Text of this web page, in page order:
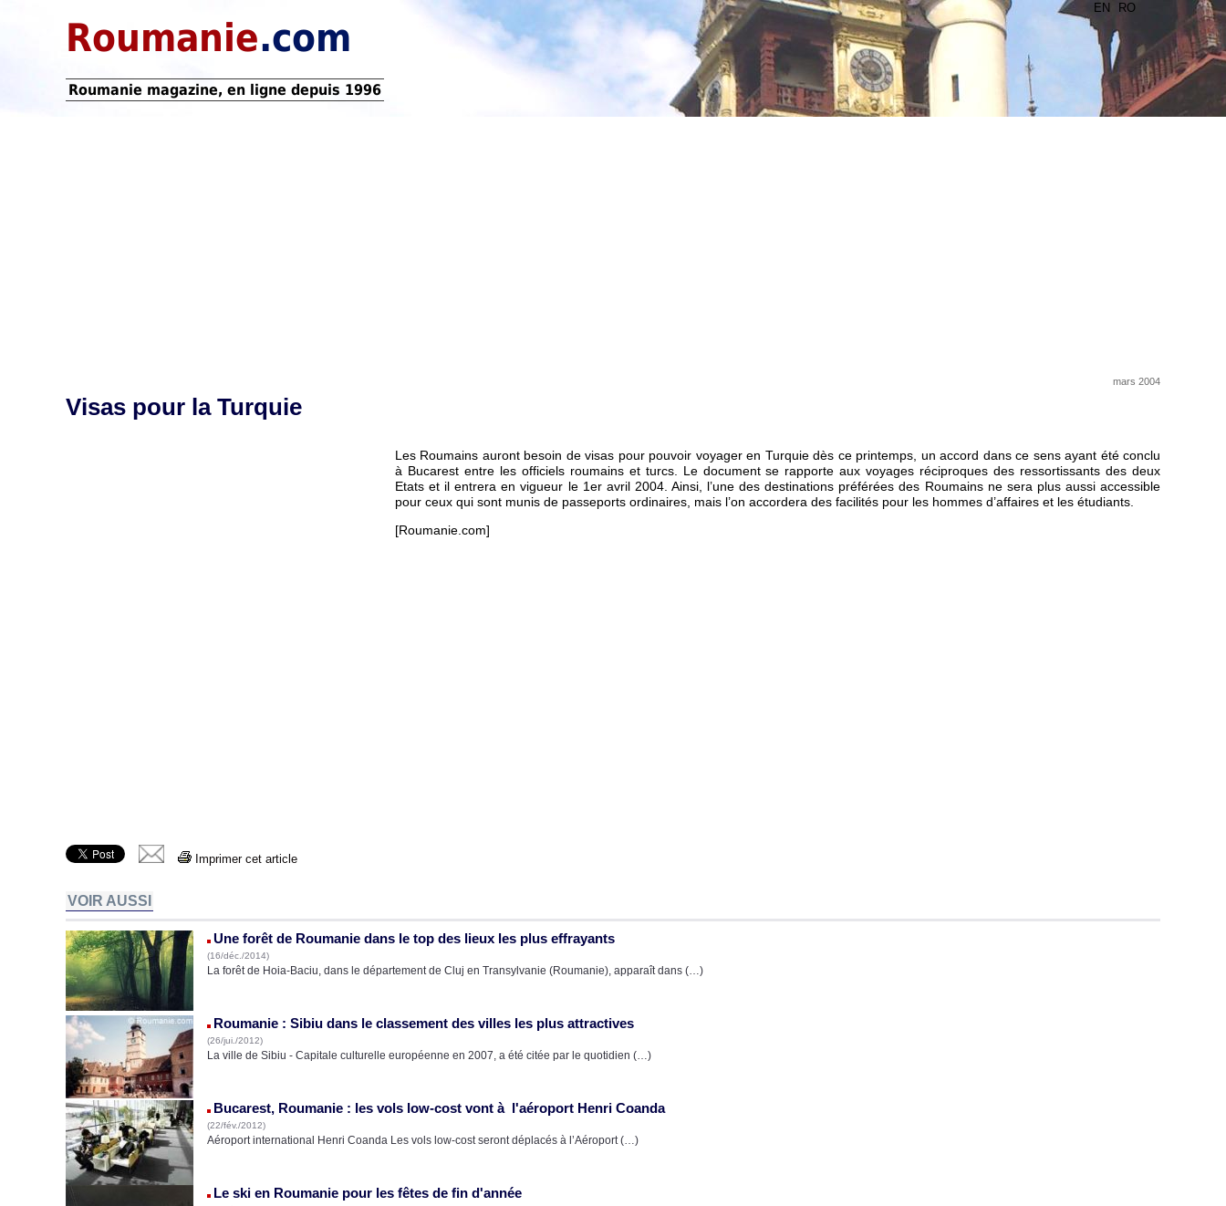
EN RO
Roumanie.com
Roumanie magazine, en ligne depuis 1996
mars 2004
Visas pour la Turquie
Les Roumains auront besoin de visas pour pouvoir voyager en Turquie dès ce printemps, un accord dans ce sens ayant été conclu
à Bucarest entre les officiels roumains et turcs. Le document se rapporte aux voyages réciproques des ressortissants des deux
Etats et il entrera en vigueur le 1er avril 2004. Ainsi, l’une des destinations préférées des Roumains ne sera plus aussi accessible
pour ceux qui sont munis de passeports ordinaires, mais l’on accordera des facilités pour les hommes d’affaires et les étudiants.
[Roumanie.com]
Imprimer cet article
VOIR AUSSI
Une forêt de Roumanie dans le top des lieux les plus effrayants
(16/déc./2014)
La forêt de Hoia-Baciu, dans le département de Cluj en Transylvanie (Roumanie), apparaît dans (…)
Roumanie : Sibiu dans le classement des villes les plus attractives
(26/jui./2012)
La ville de Sibiu - Capitale culturelle européenne en 2007, a été citée par le quotidien (…)
Bucarest, Roumanie : les vols low-cost vont à l'aéroport Henri Coanda
(22/fév./2012)
Aéroport international Henri Coanda Les vols low-cost seront déplacés à l’Aéroport (…)
Le ski en Roumanie pour les fêtes de fin d'année